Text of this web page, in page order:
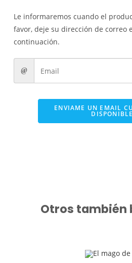
Le informaremos cuando el
favor, deje su dirección de correo
continuación.
ENVIAME UN EMAIL
Otros también